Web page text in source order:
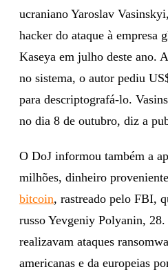
ucraniano Yaroslav
hacker do ataque à empresa
Kaseya em julho deste ano.
no sistema, o autor pediu
para descriptografá-lo.
no dia 8 de outubro, diz a
O DoJ informou também a
milhões, dinheiro
bitcoin, rastreado pelo FBI,
russo Yevgeniy Polyanin,
realizavam ataques
americanas e da europeias